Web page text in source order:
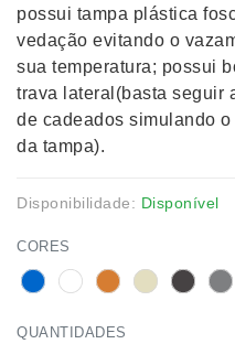
possui tampa plástica
vedação evitando o
sua temperatura; possui
trava lateral(basta seguir
de cadeados simulando
da tampa).
Disponibilidade: Disponível
CORES
QUANTIDADES